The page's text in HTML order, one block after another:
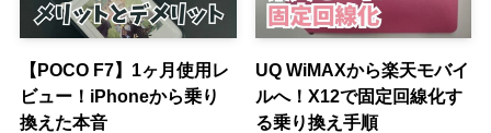
【POCO F7】1ヶ月使用レ
ビュー！iPhoneから乗り
換えた本音
UQ WiMAXから楽天モバイ
ルへ！X12で固定回線化す
る乗り換え手順